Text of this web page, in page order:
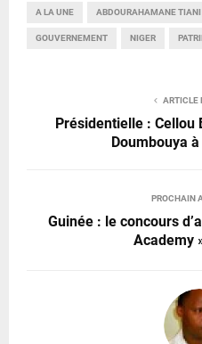
A LA UNE ABDOURAHAMANE TIANI
GOUVERNEMENT NIGER
ARTICLE
Présidentielle :
Doumbouya
PROCHAIN
Guinée : le concours
Academy